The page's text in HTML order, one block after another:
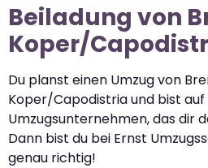
Beiladung von
Koper/
Du planst einen Umzug von
Koper/Capodistria und bist
Umzugsunternehmen, das dir
Dann bist du bei Ernst
genau richtig!